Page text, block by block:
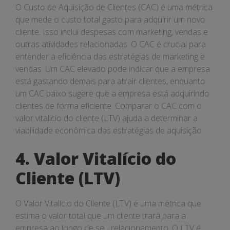
O Custo de Aquisição de Clientes (CAC) é uma métrica
que mede o custo total gasto para adquirir um novo
cliente. Isso inclui despesas com marketing, vendas e
outras atividades relacionadas. O CAC é crucial para
entender a eficiência das estratégias de marketing e
vendas. Um CAC elevado pode indicar que a empresa
está gastando demais para atrair clientes, enquanto
um CAC baixo sugere que a empresa está adquirindo
clientes de forma eficiente. Comparar o CAC com o
valor vitalício do cliente (LTV) ajuda a determinar a
viabilidade econômica das estratégias de aquisição.
4. Valor Vitalício do
Cliente (LTV)
O Valor Vitalício do Cliente (LTV) é uma métrica que
estima o valor total que um cliente trará para a